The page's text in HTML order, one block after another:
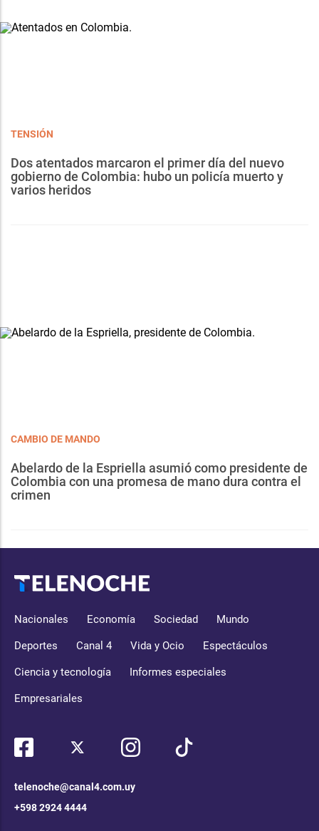
TENSIÓN
Dos atentados marcaron el primer día del nuevo
gobierno de Colombia: hubo un policía muerto y
varios heridos
CAMBIO DE MANDO
Abelardo de la Espriella asumió como presidente de
Colombia con una promesa de mano dura contra el
crimen
Nacionales Economía Sociedad Mundo
Deportes Canal 4 Vida y Ocio Espectáculos
Ciencia y tecnología Informes especiales
Empresariales
telenoche@canal4.com.uy
+598 2924 4444